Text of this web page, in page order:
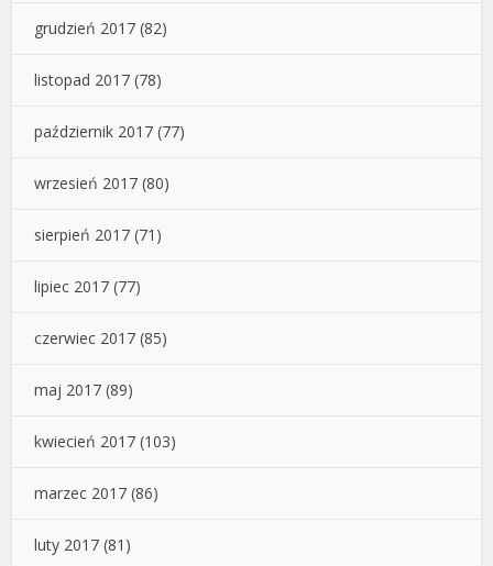
grudzień 2017 (82)
listopad 2017 (78)
październik 2017 (77)
wrzesień 2017 (80)
sierpień 2017 (71)
lipiec 2017 (77)
czerwiec 2017 (85)
maj 2017 (89)
kwiecień 2017 (103)
marzec 2017 (86)
luty 2017 (81)